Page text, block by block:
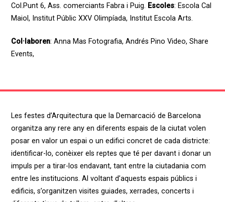
Col.Punt6, Ass. comerciants Fabra i Puig. Escoles: Escola Cal
Maiol , Institut PúblicXXV Olimpíada, InstitutEscola Arts.
Col·laboren: Anna Mas Fotografia, Andrés Pino Video, Share
Events,
Les festes d’Arquitectura que la Demarcació de Barcelona
organitza any rere any en diferents espais de la ciutat volen
posar en valor un espai o un edifici concret de cada districte:
identificar-lo, conèixer els reptes que té per davant i donar un
impuls per a tirar-los endavant, tant entre la ciutadania com
entre les institucions. Al voltant d’aquests espais públics i
edificis, s’organitzen visites guiades, xerrades, concerts i